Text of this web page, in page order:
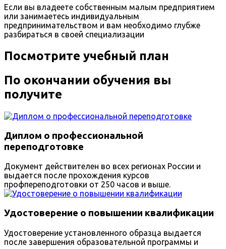
Если вы владеете собственным малым предприятием
или занимаетесь индивидуальным
предпринимательством и вам необходимо глубже
разбираться в своей специализации
Посмотрите учебный план
По окончании обучения вы
получите
Диплом о профессиональной
переподготовке
Документ действителен во всех регионах России и
выдается после прохождения курсов
профпереподготовки от 250 часов и выше.
Удостоверение о повышении квалификации
Удостоверение установленного образца выдается
после завершения образовательной программы и